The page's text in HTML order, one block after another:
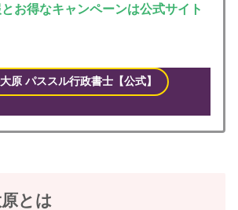
お得なキャンペーンは公式サイト
原 パススル 行政書士【公式】
とは